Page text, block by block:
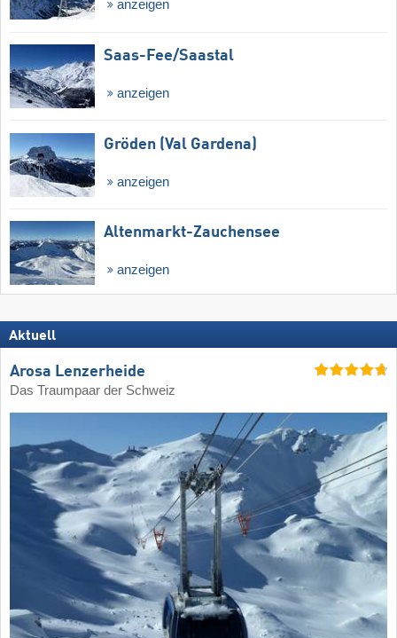
anzeigen
Saas-Fee/​Saastal
anzeigen
Gröden (Val Gardena)
anzeigen
Altenmarkt-Zauchensee
anzeigen
Aktuell
Arosa Lenzerheide
Das Traumpaar der Schweiz